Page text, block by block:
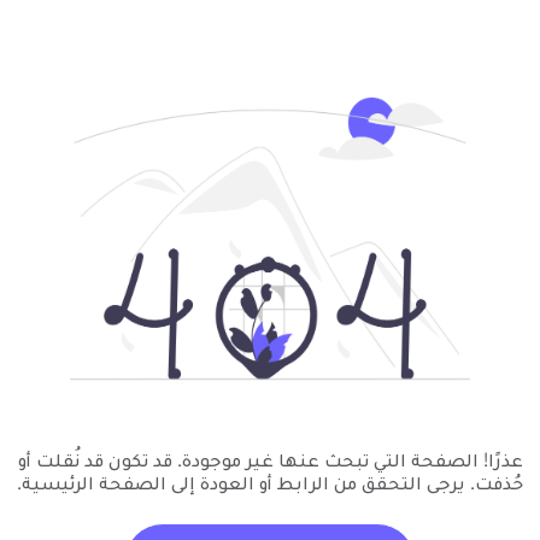
عذرًا! الصفحة التي تبحث عنها غير موجودة. قد تكون قد نُقلت أو
حُذفت. يرجى التحقق من الرابط أو العودة إلى الصفحة الرئيسية.